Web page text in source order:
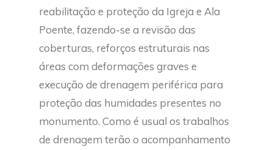
reabilitação e proteção da Igreja e Ala
Poente, fazendo-se a revisão das
coberturas, reforços estruturais nas
áreas com deformações graves e
execução de drenagem periférica para
proteção das humidades presentes no
monumento. Como é usual os trabalhos
de drenagem terão o acompanhamento